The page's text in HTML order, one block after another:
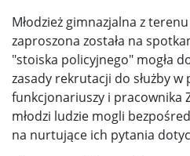
Młodzież gimnazjalna z
zaproszona została na
"stoiska policyjnego" mogła
zasady rekrutacji do służby
funkcjonariuszy i pracownika
młodzi ludzie mogli
na nurtujące ich pytania